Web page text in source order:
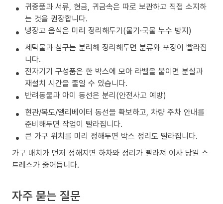
귀중품과 서류, 현금, 귀금속은 따로 보관하고 직접 소지하
는 것을 권장합니다.
냉장고 음식은 미리 정리해두기(물기·국물 누수 방지)
세탁물과 침구는 분리해 정리해두면 분류와 포장이 빨라집
니다.
전자기기 구성품은 한 박스에 모아 라벨을 붙이면 분실과
재설치 시간을 줄일 수 있습니다.
반려동물과 아이 동선은 분리(안전사고 예방)
현관/복도/엘리베이터 동선을 확보하고, 차량 주차 안내를
준비해두면 작업이 빨라집니다.
큰 가구 위치를 미리 정해두면 박스 정리도 빨라집니다.
가구 배치가 먼저 정해지면 하차와 정리가 빨라져 이사 당일 스
트레스가 줄어듭니다.
자주 묻는 질문